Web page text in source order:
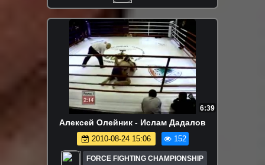
6:39
Алексей Олейник - Ислам Дадалов
2010-08-24 15:06 152
FORCE FIGHTING CHAMPIONSHIP